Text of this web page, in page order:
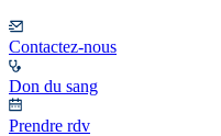
Contactez-nous
Don du sang
Prendre rdv